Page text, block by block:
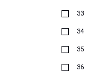
33
34
35
36